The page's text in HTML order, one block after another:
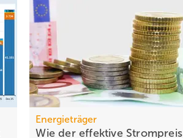
Energieträger
Wie der effektive Strom­preis